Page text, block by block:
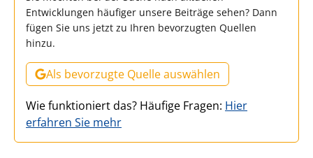
Entwicklungen häufiger unsere Beiträge sehen? Dann
fügen Sie uns jetzt zu Ihren bevorzugten Quellen
hinzu.
Als bevorzugte Quelle auswählen
Wie funktioniert das? Häufige Fragen: Hier
erfahren Sie mehr